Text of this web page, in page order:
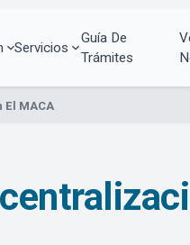
Servicios
Guía De
Trámites
MACA